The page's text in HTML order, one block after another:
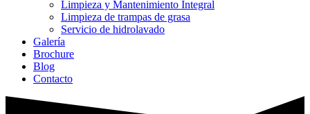
Limpieza y Mantenimiento Integral
Limpieza de trampas de grasa
Servicio de hidrolavado
Galería
Brochure
Blog
Contacto